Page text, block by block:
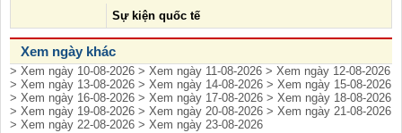
Sự kiện quốc tế
Xem ngày khác
> Xem ngày 10-08-2026 > Xem ngày 11-08-2026 > Xem ngày 12-08-2026
> Xem ngày 13-08-2026 > Xem ngày 14-08-2026 > Xem ngày 15-08-2026
> Xem ngày 16-08-2026 > Xem ngày 17-08-2026 > Xem ngày 18-08-2026
> Xem ngày 19-08-2026 > Xem ngày 20-08-2026 > Xem ngày 21-08-2026
> Xem ngày 22-08-2026 > Xem ngày 23-08-2026